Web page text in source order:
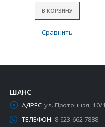
В КОРЗИНУ
Сравнить
ШАНС
АДРЕС: ул. Проточная, 10/1
ТЕЛЕФОН: 8-923-662-7888